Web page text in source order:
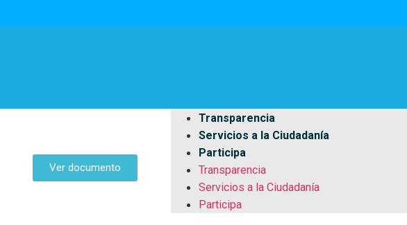
Transparencia
Servicios a la Ciudadanía
Participa
Transparencia
Servicios a la Ciudadanía
Participa
2025
Ver documento